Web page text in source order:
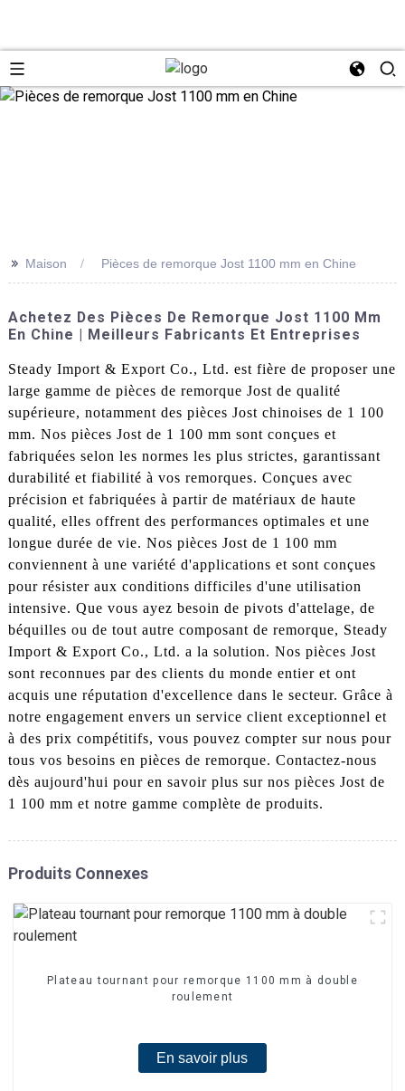
>> Maison Pièces de remorque Jost 1100 mm en Chine
Achetez Des Pièces De Remorque Jost 1100 Mm
En Chine | Meilleurs Fabricants Et Entreprises
Steady Import & Export Co., Ltd. est fière de proposer une
large gamme de pièces de remorque Jost de qualité
supérieure, notamment des pièces Jost chinoises de 1 100
mm. Nos pièces Jost de 1 100 mm sont conçues et
fabriquées selon les normes les plus strictes, garantissant
durabilité et fiabilité à vos remorques. Conçues avec
précision et fabriquées à partir de matériaux de haute
qualité, elles offrent des performances optimales et une
longue durée de vie. Nos pièces Jost de 1 100 mm
conviennent à une variété d'applications et sont conçues
pour résister aux conditions difficiles d'une utilisation
intensive. Que vous ayez besoin de pivots d'attelage, de
béquilles ou de tout autre composant de remorque, Steady
Import & Export Co., Ltd. a la solution. Nos pièces Jost
sont reconnues par des clients du monde entier et ont
acquis une réputation d'excellence dans le secteur. Grâce à
notre engagement envers un service client exceptionnel et
à des prix compétitifs, vous pouvez compter sur nous pour
tous vos besoins en pièces de remorque. Contactez-nous
dès aujourd'hui pour en savoir plus sur nos pièces Jost de
1 100 mm et notre gamme complète de produits.
Produits Connexes
Plateau tournant pour remorque 1100 mm à double
roulement
En savoir plus